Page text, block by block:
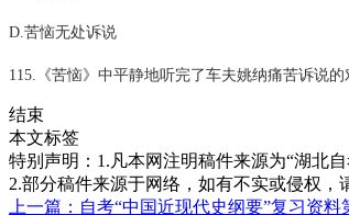
D.苦恼无处诉说
115.《苦恼》中平静地听完了车夫姚纳痛苦诉说的
结束
本文标签
特别声明：1.凡本网注明稿件来源为“湖北
2.部分稿件来源于网络，如有不实或侵权，
上一篇：自考“中国近现代史纲要”复习资料